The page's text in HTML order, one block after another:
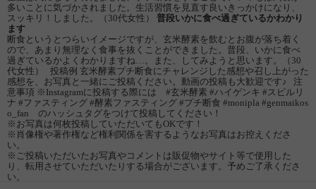
多いことに気づかされました。生活習慣を見直す良いきっかけになり、
スッキリ！しました。（30代女性） 普段いかに食べ過ぎているかわかり
ます
断食というとつらいイメージですが、玄米酵素を飲むとお腹が落ち着く
ので、あまり無理なく食事を抜くことができました。普段、いかに食べ
過ぎているかよくわかりますね…。また、してみようと思います。（30
代女性） 投稿例 玄米酵素プチ断食にチャレンジした感想や召し上がった
感想を、お写真と一緒にご投稿ください。動画の投稿も大歓迎です♪ 注
意事項 ※Instagramに投稿する際には #玄米酵素 #ハイゲンキ #スピルリ
ナ #ファスティング #酵素ファスティング #プチ断食 #monipla #genmaikos
o_fan のハッシュタグをつけて投稿してください！
※お写真は何枚投稿していただいてもOKです！
※肖像権や著作権など権利関係を害するようなお写真はお控えくださ
い。
※ご投稿いただいたお写真やコメントは販促物やサイト等で使用した
り、転用させていただいたりする場合がございます。予めご了承くださ
い。